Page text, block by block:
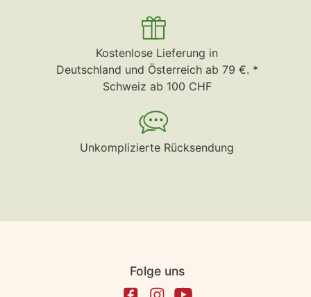
Kostenlose Lieferung in
Deutschland und Österreich ab 79 €. *
Schweiz ab 100 CHF
Unkomplizierte Rücksendung
Folge uns